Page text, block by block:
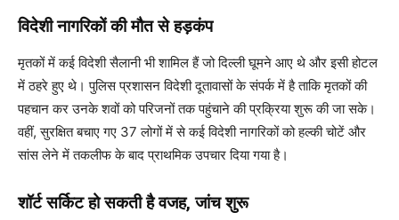
विदेशी नागरिकों की मौत से हड़कंप
मृतकों में कई विदेशी सैलानी भी शामिल हैं जो दिल्ली घूमने आए थे और इसी होटल
में ठहरे हुए थे। पुलिस प्रशासन विदेशी दूतावासों के संपर्क में है ताकि मृतकों की
पहचान कर उनके शवों को परिजनों तक पहुंचाने की प्रक्रिया शुरू की जा सके।
वहीं, सुरक्षित बचाए गए 37 लोगों में से कई विदेशी नागरिकों को हल्की चोटें और
सांस लेने में तकलीफ के बाद प्राथमिक उपचार दिया गया है।
शॉर्ट सर्किट हो सकती है वजह, जांच शुरू